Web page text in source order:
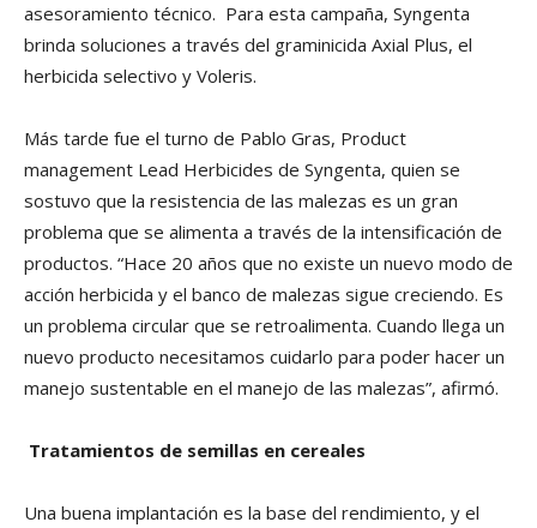
asesoramiento técnico. Para esta campaña, Syngenta
brinda soluciones a través del graminicida Axial Plus, el
herbicida selectivo y Voleris.
Más tarde fue el turno de Pablo Gras, Product
management Lead Herbicides de Syngenta, quien se
sostuvo que la resistencia de las malezas es un gran
problema que se alimenta a través de la intensificación de
productos. “Hace 20 años que no existe un nuevo modo de
acción herbicida y el banco de malezas sigue creciendo. Es
un problema circular que se retroalimenta. Cuando llega un
nuevo producto necesitamos cuidarlo para poder hacer un
manejo sustentable en el manejo de las malezas”, afirmó.
Tratamientos de semillas en cereales
Una buena implantación es la base del rendimiento, y el